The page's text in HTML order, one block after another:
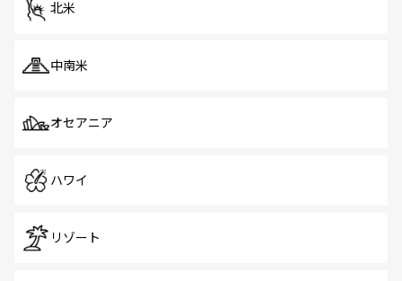
北米
中南米
オセアニア
ハワイ
リゾート